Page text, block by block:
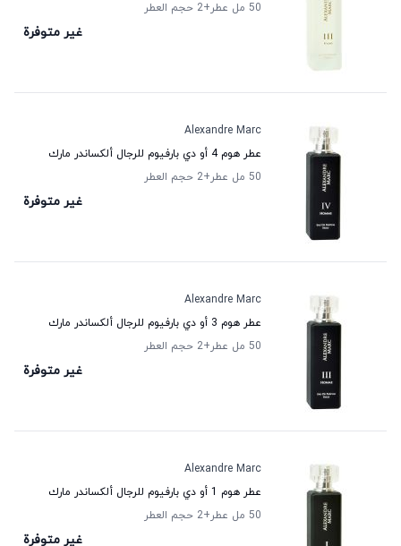
50 مل عطر
+2 حجم العطر
غير متوفرة
Alexandre Marc
عطر هوم 4 أو دي بارفيوم للرجال ألكساندر مارك
50 مل عطر
+2 حجم العطر
غير متوفرة
Alexandre Marc
عطر هوم 3 أو دي بارفيوم للرجال ألكساندر مارك
50 مل عطر
+2 حجم العطر
غير متوفرة
Alexandre Marc
عطر هوم 1 أو دي بارفيوم للرجال ألكساندر مارك
50 مل عطر
+2 حجم العطر
غير متوفرة